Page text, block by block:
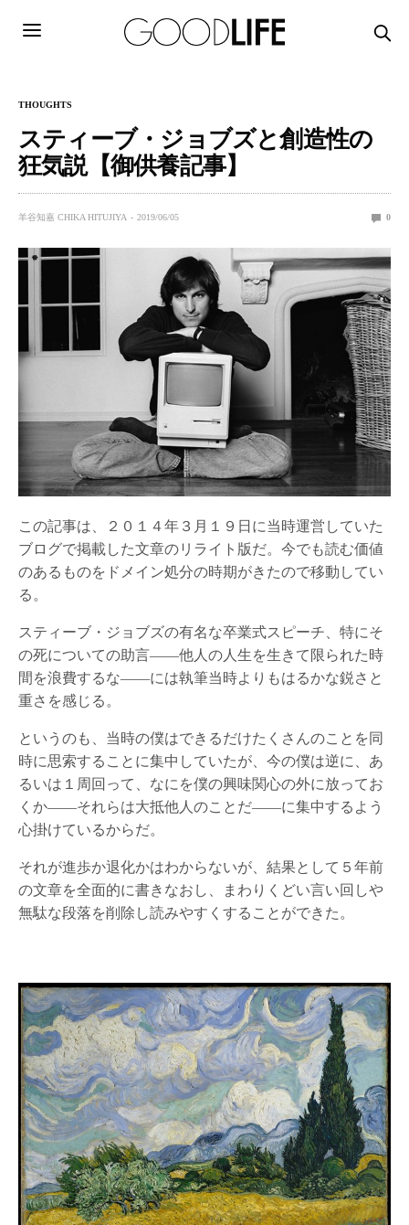
THOUGHTS
スティーブ・ジョブズと創造性の
狂気説【御供養記事】
羊谷知嘉 CHIKA HITUJIYA 2019/06/05 0
この記事は、２０１４年３月１９日に当時運営していた
ブログで掲載した文章のリライト版だ。今でも読む価値
のあるものをドメイン処分の時期がきたので移動してい
る。
スティーブ・ジョブズの有名な卒業式スピーチ、特にそ
の死についての助言――他人の人生を生きて限られた時
間を浪費するな――には執筆当時よりもはるかな鋭さと
重さを感じる。
というのも、当時の僕はできるだけたくさんのことを同
時に思索することに集中していたが、今の僕は逆に、あ
るいは１周回って、なにを僕の興味関心の外に放ってお
くか――それらは大抵他人のことだ――に集中するよう
心掛けているからだ。
それが進歩か退化かはわからないが、結果として５年前
の文章を全面的に書きなおし、まわりくどい言い回しや
無駄な段落を削除し読みやすくすることができた。